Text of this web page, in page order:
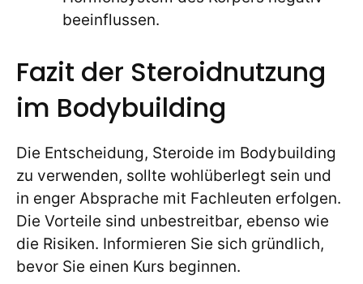
beeinflussen.
Fazit der Steroidnutzung
im Bodybuilding
Die Entscheidung, Steroide im Bodybuilding
zu verwenden, sollte wohlüberlegt sein und
in enger Absprache mit Fachleuten erfolgen.
Die Vorteile sind unbestreitbar, ebenso wie
die Risiken. Informieren Sie sich gründlich,
bevor Sie einen Kurs beginnen.